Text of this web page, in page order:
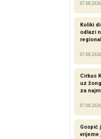
07.08.2026
Koliki
odlazi
07.08.2026
Cirkus
uz
za
07.08.2026
Gospić
vrijeme